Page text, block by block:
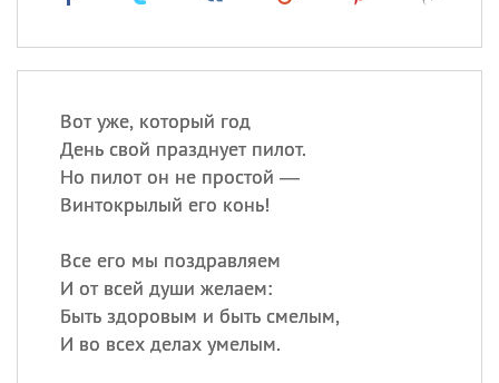
Вот уже, который год
День свой празднует пилот.
Но пилот он не простой —
Винтокрылый его конь!
Все его мы поздравляем
И от всей души желаем:
Быть здоровым и быть смелым,
И во всех делах умелым.